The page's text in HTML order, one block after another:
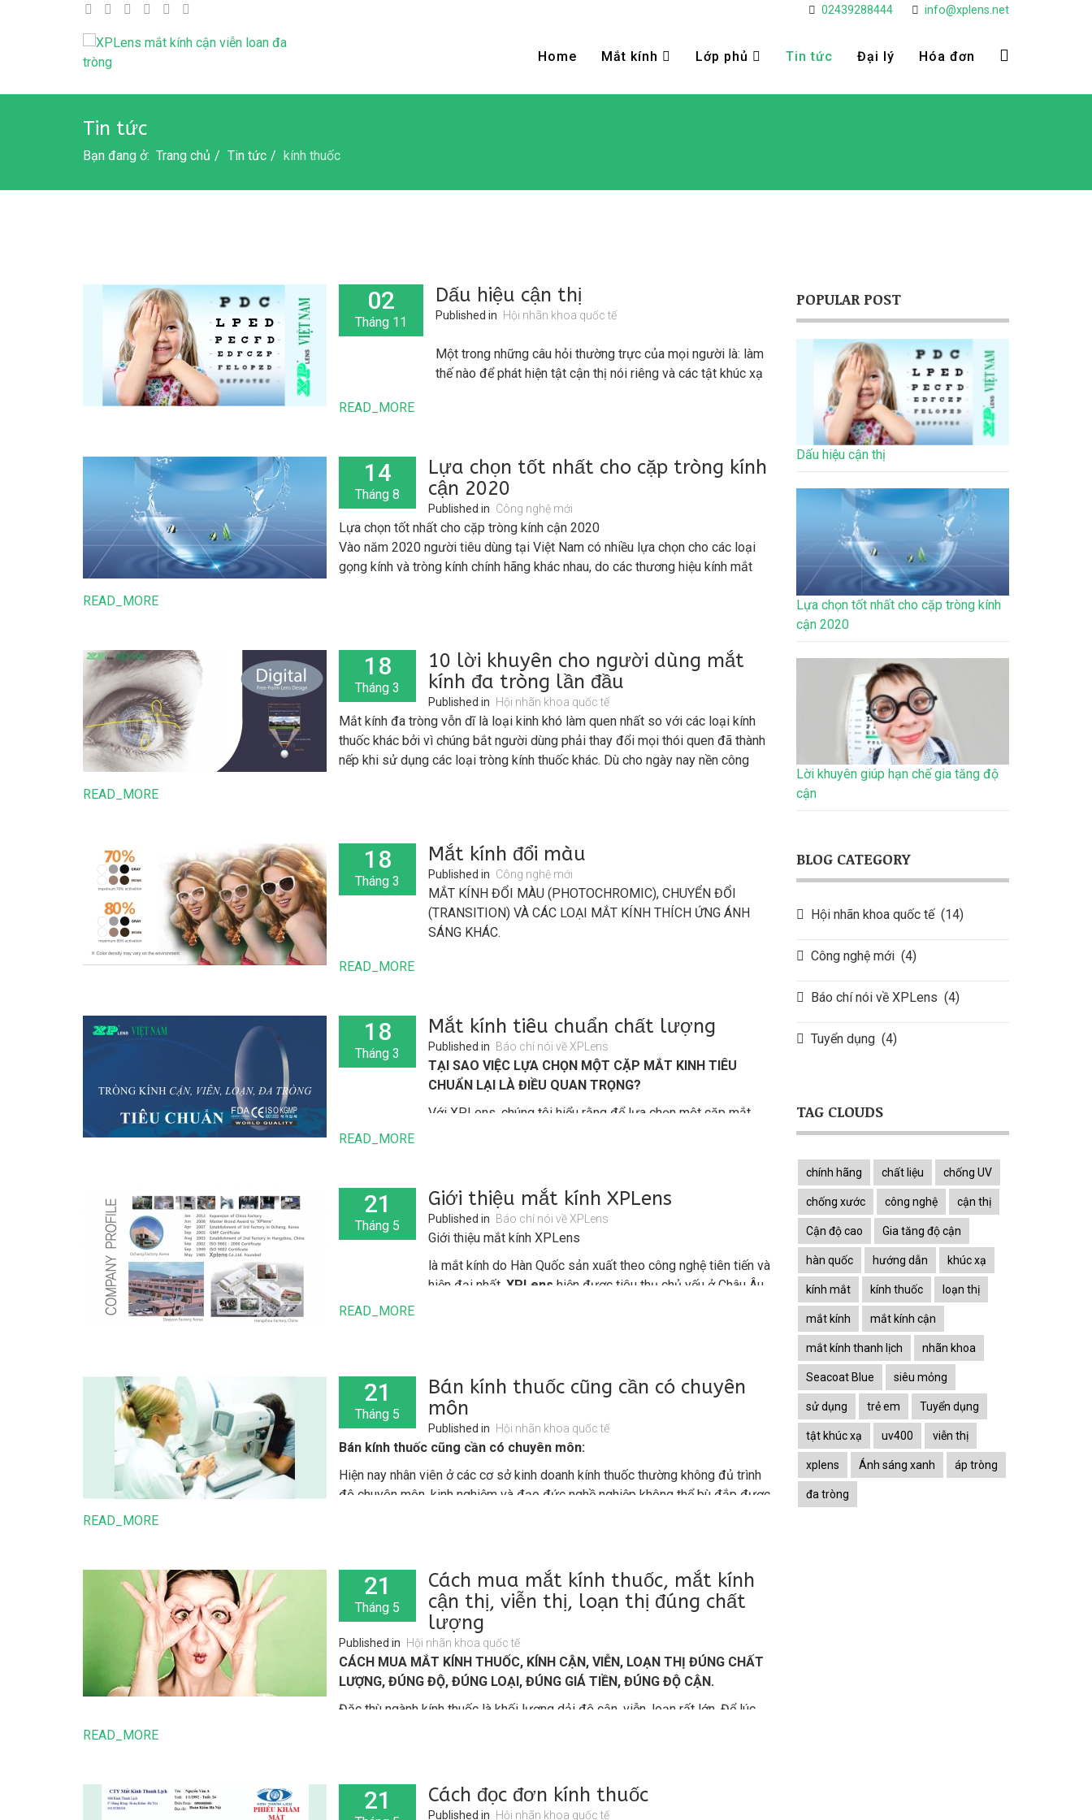
02439288444 info@xplens.net
Home Mắt kính Lớp phủ Tin tức Đại lý Hóa đơn
Tin tức
Bạn đang ở: Trang chủ Tin tức kính thuốc
02
Tháng 11
Dấu hiệu cận thị
Published in Hội nhãn khoa quốc tế
Một trong những câu hỏi thường trực của mọi người là: làm
thế nào để phát hiện tật cận thị nói riêng và các tật khúc xạ
tầm nhìn kém hay không đều tương đối dễ dàng bằng cách
so sánh với người có thị lực bình thường khi nhìn các vật
nhỏ ở cách xa hơn 5 mét. Nếu một người thấy rõ vật và một
người nhìn không xác định được vật gì thì chắc chắn là bị thị
lực kém.
READ_MORE
14
Tháng 8
Lựa chọn tốt nhất cho cặp tròng kính
cận 2020
Published in Công nghệ mới
Lựa chọn tốt nhất cho cặp tròng kính cận 2020
Vào năm 2020 người tiêu dùng tại Việt Nam có nhiều lựa chọn cho các loại
gọng kính và tròng kính chính hãng khác nhau, do các thương hiệu kính mắt
chỉnh thị lực cũng như hỗ trợ tầm nhìn, hỗ trợ thêm sự thoải mái làm việc dài
lâu thậm chí cả những lớp phủ bảo vệ như chống UV, ngăn ánh sáng xanh,
chống chói…. mà mắt thường không được bảo vệ.
READ_MORE
18
Tháng 3
10 lời khuyên cho người dùng mắt
kính đa tròng lần đầu
Published in Hội nhãn khoa quốc tế
Mắt kính đa tròng vỗn dĩ là loại kinh khó làm quen nhất so với các loại kính
thuốc khác bởi vì chúng bắt người dùng phải thay đổi mọi thói quen đã thành
nếp khi sử dụng các loại tròng kính thuốc khác. Dù cho ngày nay nền công
READ_MORE
18
Tháng 3
Mắt kính đổi màu
Published in Công nghệ mới
MẮT KÍNH ĐỔI MÀU (PHOTOCHROMIC), CHUYỂN ĐỔI
(TRANSITION) VÀ CÁC LOẠI MẮT KÍNH THÍCH ỨNG ÁNH
SÁNG KHÁC.
tinh hoặc gần như trắng tinh khi ở trong nhà và lên tối màu
đến mức độ nào đó (Theo nhà sản xuất) khi ở ngoài trời.
READ_MORE
18
Tháng 3
Mắt kính tiêu chuẩn chất lượng
Published in Báo chí nói về XPLens
TẠI SAO VIỆC LỰA CHỌN MỘT CẶP MẮT KINH TIÊU
CHUẨN LẠI LÀ ĐIỀU QUAN TRỌNG?
Với XPLens, chúng tôi hiểu rằng để lựa chọn một cặp mắt
nhất đối với một đôi mắt kính cũng lại là điều dễ trả lời nhất.
READ_MORE
21
Tháng 5
Giới thiệu mắt kính XPLens
Published in Báo chí nói về XPLens
Giới thiệu mắt kính XPLens
là mắt kính do Hàn Quốc sản xuất theo công nghệ tiên tiến và
hiện đại nhất. XPLens hiện được tiêu thụ chủ yếu ở Châu Âu
READ_MORE
21
Tháng 5
Bán kính thuốc cũng cần có chuyên
môn
Published in Hội nhãn khoa quốc tế
Bán kính thuốc cũng cần có chuyên môn:
Hiện nay nhân viên ở các cơ sở kinh doanh kính thuốc thường không đủ trình
độ chuyên môn, kinh nghiệm và đạo đức nghề nghiệp không thể bù đắp được
READ_MORE
21
Tháng 5
Cách mua mắt kính thuốc, mắt kính
cận thị, viễn thị, loạn thị đúng chất
lượng
Published in Hội nhãn khoa quốc tế
CÁCH MUA MẮT KÍNH THUỐC, KÍNH CẬN, VIỄN, LOẠN THỊ ĐÚNG CHẤT
LƯỢNG, ĐÚNG ĐỘ, ĐÚNG LOẠI, ĐÚNG GIÁ TIỀN, ĐÚNG ĐỘ CẬN.
Đặc thù ngành kính thuốc là khối lượng dải độ cận, viễn, loạn rất lớn. Để lúc
READ_MORE
21 Cách đọc đơn kính thuốc
Published in Hội nhãn khoa quốc tế
POPULAR POST
Dấu hiệu cận thị
Lựa chọn tốt nhất cho cặp tròng kính
cận 2020
Lời khuyên giúp hạn chế gia tăng độ
cận
BLOG CATEGORY
Hội nhãn khoa quốc tế (14)
Công nghệ mới (4)
Báo chí nói về XPLens (4)
Tuyển dụng (4)
TAG CLOUDS
chính hãng chất liệu chống UV
chống xước công nghệ cận thị
Cận độ cao Gia tăng độ cận
hàn quốc hướng dẫn khúc xạ
kính mắt kính thuốc loạn thị
mắt kính mắt kính cận
mắt kính thanh lịch nhãn khoa
Seacoat Blue siêu mỏng
sử dụng trẻ em Tuyển dụng
tật khúc xạ uv400 viễn thị
xplens Ánh sáng xanh áp tròng
đa tròng